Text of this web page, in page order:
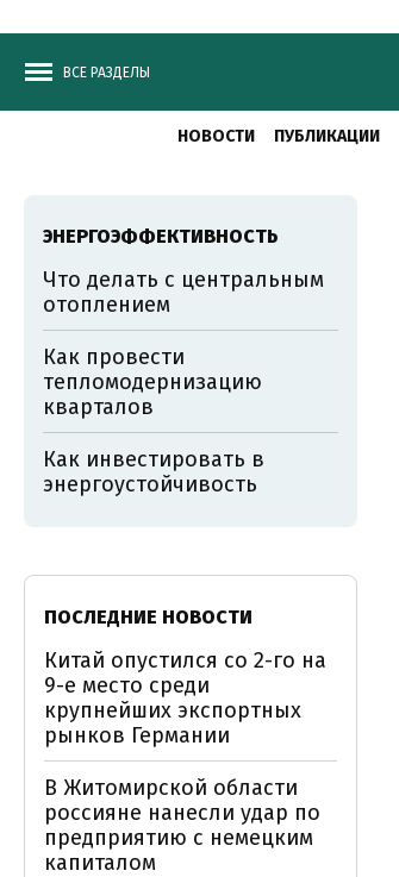
ВСЕ РАЗДЕЛЫ
НОВОСТИ ПУБЛИКАЦИИ
ЭНЕРГОЭФФЕКТИВНОСТЬ
Что делать с центральным
отоплением
Как провести
тепломодернизацию
кварталов
Как инвестировать в
энергоустойчивость
ПОСЛЕДНИЕ НОВОСТИ
Китай опустился со 2-го на
9-е место среди
крупнейших экспортных
рынков Германии
В Житомирской области
россияне нанесли удар по
предприятию с немецким
капиталом